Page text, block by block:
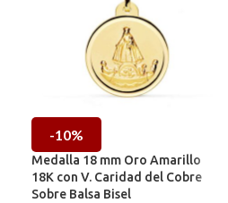
-10%
Medalla 18 mm Oro Amarillo
18K con V. Caridad del Cobre
Sobre Balsa Bisel